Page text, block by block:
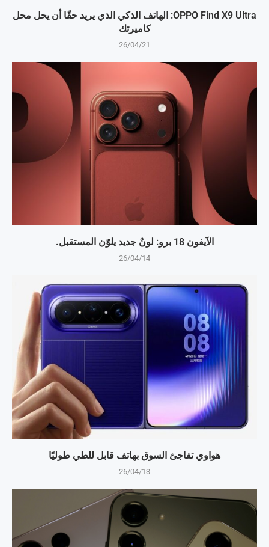
OPPO Find X9 Ultra: الهاتف الذكي الذي يريد حقًا أن يحل محل
كاميرتك
26/04/21
الآيفون 18 برو: لونٌ جديد يلوّن المستقبل.
26/04/14
هواوي تفاجئ السوق بهاتف قابل للطي طوليًا
26/04/13